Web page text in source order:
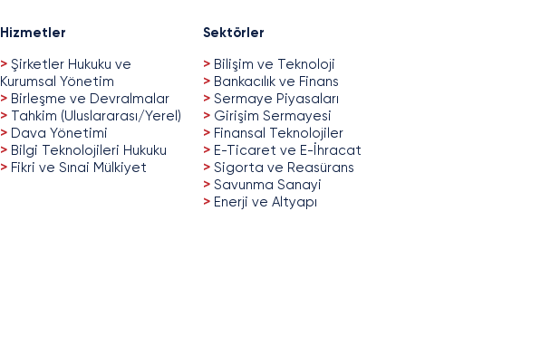
Hizmetler
> Şirketler Hukuku ve
Kurumsal Yönetim
> Birleşme ve Devralmalar
> Tahkim (Uluslararası/Yerel)
> Dava Yönetimi
> Bilgi Teknolojileri Hukuku
> Fikri ve Sınai Mülkiyet
Sektörler
> Bilişim ve Teknoloji
> Bankacılık ve Finans
> Sermaye Piyasaları
> Girişim Sermayesi
> Finansal Teknolojiler
> E-Ticaret ve E-İhracat
> Sigorta ve Reasürans
> Savunma Sanayi
> Enerji ve Altyapı